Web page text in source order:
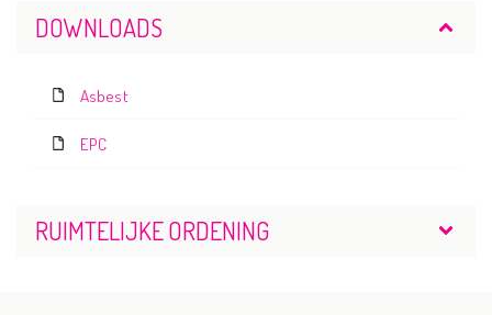
DOWNLOADS
Asbest
EPC
RUIMTELIJKE ORDENING